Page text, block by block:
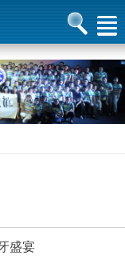
盛宴